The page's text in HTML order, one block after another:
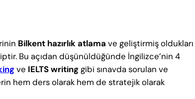
Bilkent hazırlık atlama ve geliştirmiş oldukları
Bu açıdan düşünüldüğünde İngilizce’nin 4
ve IELTS writinggibi sınavda sorulan ve
hem ders olarak hem de stratejik olarak